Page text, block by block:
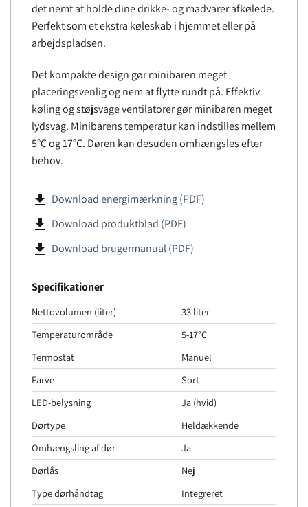
det nemt at holde dine drikke- og madvarer afkølede.
Perfekt som et ekstra køleskab i hjemmet eller på
arbejdspladsen.
Det kompakte design gør minibaren meget
placeringsvenlig og nem at flytte rundt på. Effektiv
køling og støjsvage ventilatorer gør minibaren meget
lydsvag. Minibarens temperatur kan indstilles mellem
5°C og 17°C. Døren kan desuden omhængsles efter
behov.
file_download Download energimærkning (PDF)
file_download Download produktblad (PDF)
file_download Download brugermanual (PDF)
Specifikationer
Nettovolumen (liter)
33 liter
Temperaturområde
5-17°C
Termostat
Manuel
Farve
Sort
LED-belysning
Ja (hvid)
Dørtype
Heldækkende
Omhængsling af dør
Ja
Dørlås
Nej
Type dørhåndtag
Integreret